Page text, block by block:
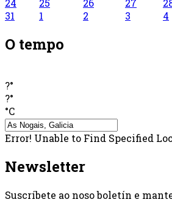
24
25 26 27
31
1 2 3 4
O tempo
?°
?°
°C
Error! Unable to Find Specified
Newsletter
Suscríbete ao noso boletín e